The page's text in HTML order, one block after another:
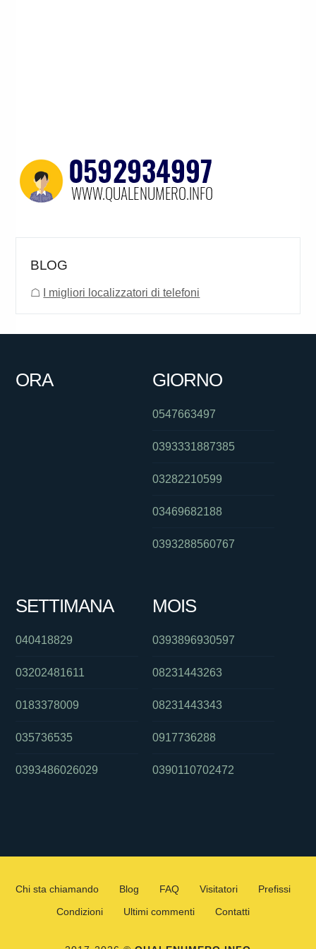
BLOG
☖ I migliori localizzatori di telefoni
ORA GIORNO
0547663497
0393331887385
03282210599
03469682188
0393288560767
SETTIMANA
040418829
03202481611
0183378009
035736535
0393486026029
MOIS
0393896930597
08231443263
08231443343
0917736288
0390110702472
Chi sta chiamando Blog FAQ Visitatori
Prefissi
Condizioni
Ultimi commenti Contatti